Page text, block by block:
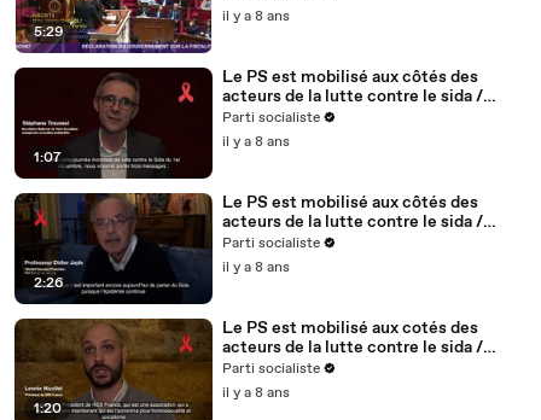
5:29
il y a 8 ans
1:07
Le PS est mobilisé aux côtés des
acteurs de la lutte contre le sida /
Stéphane Troussel - 2/5
Parti socialiste
il y a 8 ans
2:26
Le PS est mobilisé aux côtés des
acteurs de la lutte contre le sida /
Didier Jayle, médecin, fondateur du
site vih.org - 1/5
Parti socialiste
il y a 8 ans
1:20
Le PS est mobilisé aux cotés des
acteurs de la lutte contre le sida /
Lennie Nicollet, président de HES -
5/5
Parti socialiste
il y a 8 ans